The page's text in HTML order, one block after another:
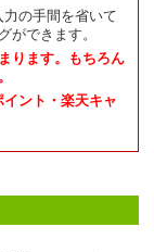
の手間を省いて
ができます。
ります。もちろん
ント・楽天キャ